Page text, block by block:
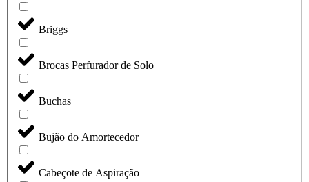
Briggs
Brocas Perfurador de Solo
Buchas
Bujão do Amortecedor
Cabeçote de Aspiração